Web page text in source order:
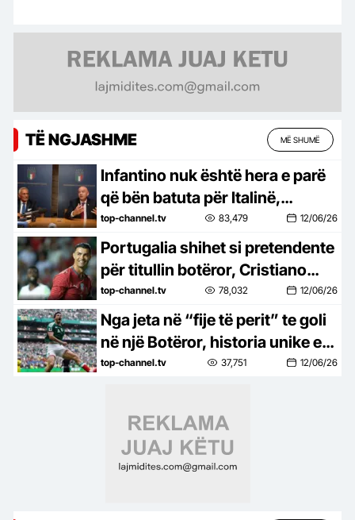
TË NGJASHME MË SHUMË
Infantino nuk është hera e parë
që bën batuta për Italinë,
precedenti i 2019 dhë ‘çështja’
Katar
top-channel.tv 83,479 12/06/26
Portugalia shihet si pretendente
për titullin botëror, Cristiano
Ronaldo: Nisemi me shpresa të
mëdha
top-channel.tv 78,032 12/06/26
Nga jeta në “fije të perit” te goli
në një Botëror, historia unike e
sulmuesit të Meksikës, Raul
top-channel.tv 37,751 12/06/26